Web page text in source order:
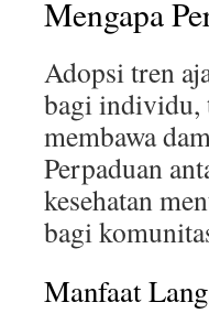
Mengapa
Adopsi tren
bagi individu,
membawa
Perpaduan
kesehatan
bagi
Manfaat